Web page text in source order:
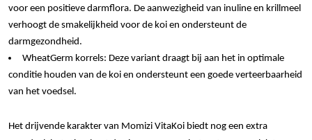
voor een positieve darmflora. De aanwezigheid van inuline en krillmeel
verhoogt de smakelijkheid voor de koi en ondersteunt de
darmgezondheid.
WheatGerm korrels: Deze variant draagt bij aan het in optimale
conditie houden van de koi en ondersteunt een goede verteerbaarheid
van het voedsel.
Het drijvende karakter van Momizi VitaKoi biedt nog een extra